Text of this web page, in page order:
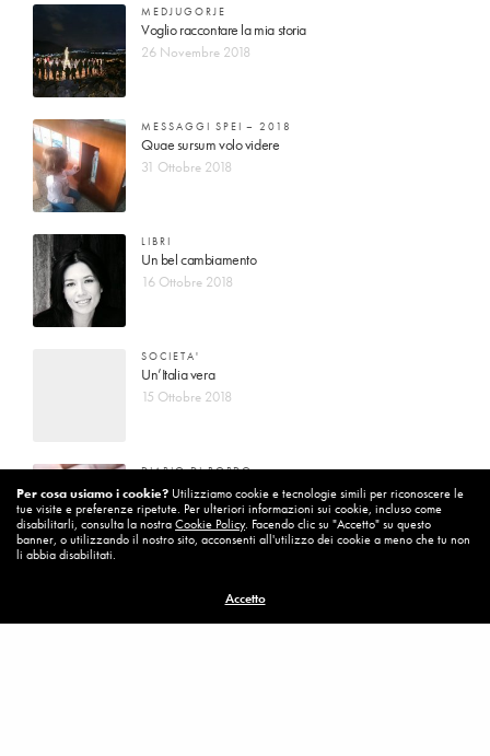
MEDJUGORJE
Voglio raccontare la mia storia
26 Novembre 2018
MESSAGGI SPEI – 2018
Quae sursum volo videre
31 Ottobre 2018
LIBRI
Un bel cambiamento
16 Ottobre 2018
SOCIETA'
Un’Italia vera
15 Ottobre 2018
DIARIO DI BORDO
La vita vince sempre
8 Ottobre 2018
Per cambiare ci vuole coraggio
8 Ottobre 2018
Per cosa usiamo i cookie? Utilizziamo cookie e tecnologie simili per riconoscere le
tue visite e preferenze ripetute. Per ulteriori informazioni sui cookie, incluso come
disabilitarli, consulta la nostraCookie Policy. Facendo clic su "Accetto" su questo
banner, o utilizzando il nostro sito, acconsenti all'utilizzo dei cookie a meno che tu non
li abbia disabilitati.
Accetto